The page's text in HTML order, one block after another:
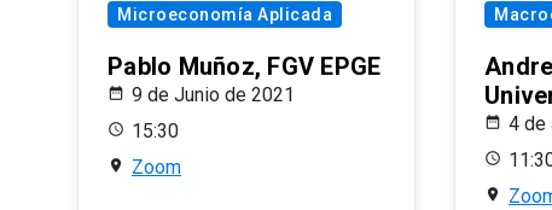
Microeconomía Aplicada
Pablo Muñoz, FGV EPGE
9 de Junio de 2021
15:30
Zoom
4 de